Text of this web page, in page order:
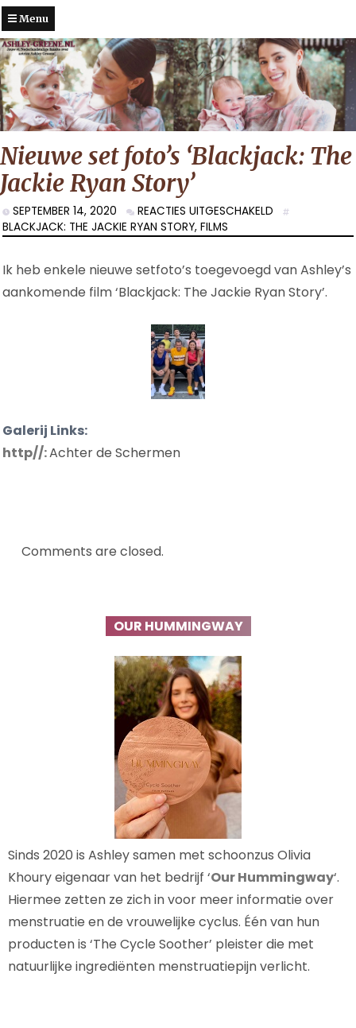
Menu
Nieuwe set foto’s ‘Blackjack: The
Jackie Ryan Story’
SEPTEMBER 14, 2020 REACTIES UITGESCHAKELD VOOR
SET
‘BLACKJACK:
THE
BLACKJACK: THE JACKIE RYAN STORY, FILMS
Ik heb enkele nieuwe setfoto’s toegevoegd van Ashley’s
aankomende film ‘Blackjack: The Jackie Ryan Story’.
Galerij Links:
http//:Achter de Schermen
Comments are closed.
OUR HUMMINGWAY
Sinds 2020 is Ashley samen met schoonzus Olivia
Khoury eigenaar van het bedrijf ‘Our Hummingway‘.
Hiermee zetten ze zich in voor meer informatie over
menstruatie en de vrouwelijke cyclus. Één van hun
producten is ‘The Cycle Soother’ pleister die met
natuurlijke ingrediënten menstruatiepijn verlicht.